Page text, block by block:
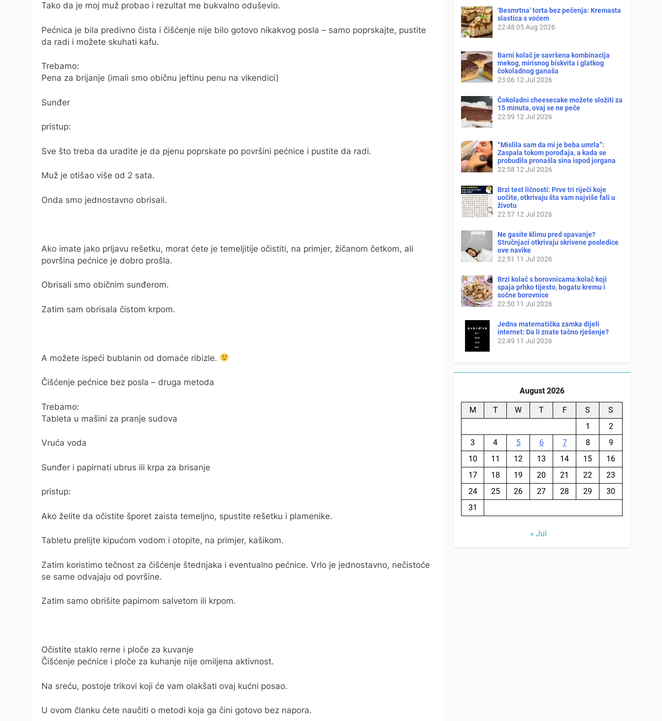
Tako da je moj muž probao i rezultat me bukvalno oduševio.
Pećnica je bila predivno čista i čišćenje nije bilo gotovo nikakvog posla – samo poprskajte, pustite
da radi i možete skuhati kafu.
Trebamo:
Pena za brijanje (imali smo običnu jeftinu penu na vikendici)
Sunđer
pristup:
Sve što treba da uradite je da pjenu poprskate po površini pećnice i pustite da radi.
Muž je otišao više od 2 sata.
Onda smo jednostavno obrisali.
Ako imate jako prljavu rešetku, morat ćete je temeljitije očistiti, na primjer, žičanom četkom, ali
površina pećnice je dobro prošla.
Obrisali smo običnim sunđerom.
Zatim sam obrisala čistom krpom.
A možete ispeći bublanin od domaće ribizle.
Čišćenje pećnice bez posla – druga metoda
Trebamo:
Tableta u mašini za pranje sudova
Vruća voda
Sunđer i papirnati ubrus ili krpa za brisanje
pristup:
Ako želite da očistite šporet zaista temeljno, spustite rešetku i plamenike.
Tabletu prelijte kipućom vodom i otopite, na primjer, kašikom.
Zatim koristimo tečnost za čišćenje štednjaka i eventualno pećnice. Vrlo je jednostavno, nečistoće
se same odvajaju od površine.
Zatim samo obrišite papirnom salvetom ili krpom.
Očistite staklo rerne i ploče za kuvanje
Čišćenje pećnice i ploče za kuhanje nije omiljena aktivnost.
Na sreću, postoje trikovi koji će vam olakšati ovaj kućni posao.
U ovom članku ćete naučiti o metodi koja ga čini gotovo bez napora.
‘Besmrtna’ torta bez pečenja: Kremasta
slastica s voćem
22:48 05 Aug 2026
Barni kolač je savršena kombinacija
mekog, mirisnog biskvita i glatkog
čokoladnog ganaša
23:06 12 Jul 2026
Čokoladni cheesecake možete složiti za
15 minuta, ovaj se ne peče
22:59 12 Jul 2026
“Mislila sam da mi je beba umrla”:
Zaspala tokom porođaja, a kada se
probudila pronašla sina ispod jorgana
22:58 12 Jul 2026
Brzi test ličnosti: Prve tri riječi koje
uočite, otkrivaju šta vam najviše fali u
životu
22:57 12 Jul 2026
Ne gasite klimu pred spavanje?
Stručnjaci otkrivaju skrivene posledice
ove navike
22:51 11 Jul 2026
Brzi kolač s borovnicama:kolač koji
spaja prhko tijesto, bogatu kremu i
sočne borovnice
22:50 11 Jul 2026
Jedna matematička zamka dijeli
internet: Da li znate tačno rješenje?
22:49 11 Jul 2026
August 2026
M T W T F S
S
1
2
3
4 5 6 7 8
9
10
11 12 13 14 15
16
17
18 19 20 21 22
23
24
25 26 27 28 29
30
31
« Jul